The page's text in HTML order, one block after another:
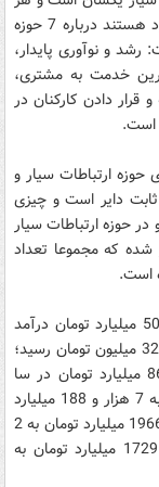
دو به دنبال خدمات نوآورانه در حوزه‌های مربوط خود هستند درباره 7 حوزه
و نوآوری پایدار،
خدمت به مشتری،
دادن کارکنان در
است.
حوزه ارتباطات سیار و
و 478 هزار تلفن ثابت دایر است و چیزی
شده است و در حوزه ارتباطات سیار
شده که مجموعا تعداد
پوررنجبر با اشاره به اینکه در سال 90، 7 هزار و 500 میلیارد تومان درآمد
داشتیم افزود: سال 91 درآمدهای ما به 9 میلیارد و 32 میلیون تومان رسید؛
درآمدهای غیرعملیاتی از 753 میلیارد تومان به 864 میلیارد تومان در سا
ل91، کل هزینه‌ها از 5 هزار و 800 میلیارد تومان به 7 هزار و 188 میلیارد
تومان در سال 91 رسید. سود خالص این شرکت از 1966 میلیارد تومان به 2
هزار و 187 میلیارد تومان و سود عملیاتی نیز از 1729 میلیارد تومان به